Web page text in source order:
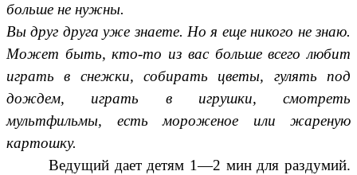
больше не нужны.
Вы друг друга уже знаете. Но я еще никого не знаю.
Может быть, кто-то из вас больше всего любит
играть в снежки, собирать цветы, гулять под
дождем, играть в игрушки, смотреть
мультфильмы, есть мороженое или жареную
картошку.
Ведущий дает детям 1—2 мин для раздумий.